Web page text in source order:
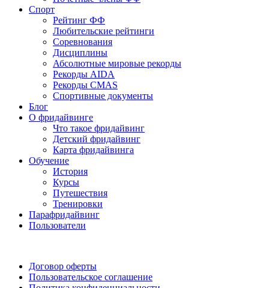
Спорт
Рейтинг ФФ
Любительские рейтинги
Соревнования
Дисциплины
Абсолютные мировые рекорды
Рекорды AIDA
Рекорды CMAS
Спортивные документы
Блог
О фридайвинге
Что такое фридайвинг
Детский фридайвинг
Карта фридайвинга
Обучение
История
Курсы
Путешествия
Тренировки
Парафридайвинг
Пользователи
Договор оферты
Пользовательское соглашение